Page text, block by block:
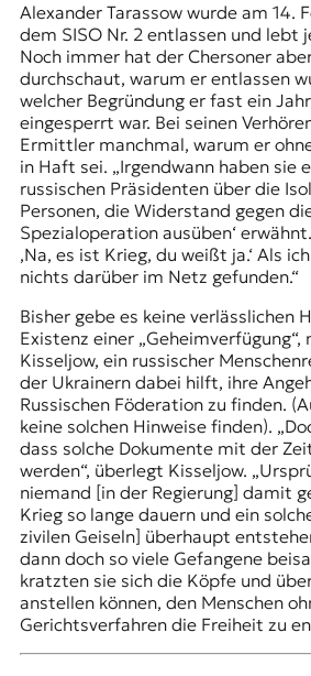
Alexander Tarassow wurde am 14.
dem SISO Nr. 2 entlassen und lebt
Noch immer hat der Chersoner
durchschaut, warum er entlassen
welcher Begründung er fast ein
eingesperrt war. Bei seinen
Ermittler manchmal, warum er
in Haft sei. „Irgendwann haben sie
russischen Präsidenten über die
Personen, die Widerstand gegen
Spezialoperation ausüben‘
‚Na, es ist Krieg, du weißt ja.‘ Als
nichts darüber im Netz gefunden.“
Bisher gebe es keine verlässlichen
Existenz einer „Geheimverfügung“,
Kisseljow, ein russischer
der Ukrainern dabei hilft, ihre
Russischen Föderation zu finden.
keine solchen Hinweise finden).
dass solche Dokumente mit der
werden“, überlegt Kisseljow.
niemand [in der Regierung] damit
Krieg so lange dauern und ein
zivilen Geiseln] überhaupt
dann doch so viele Gefangene
kratzten sie sich die Köpfe und
anstellen können, den Menschen
Gerichtsverfahren die Freiheit zu